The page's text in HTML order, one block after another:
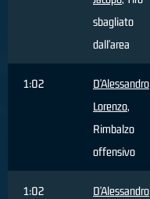
sbagliato
dall'area
1:02
D'Alessandro
Lorenzo,
Rimbalzo
offensivo
1:02
D'Alessandro